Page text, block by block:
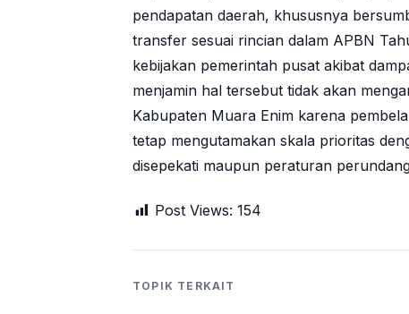
pendapatan daerah, khususnya
transfer sesuai rincian dalam APBN
kebijakan pemerintah pusat akibat
menjamin hal tersebut tidak akan
Kabupaten Muara Enim karena
tetap mengutamakan skala prioritas
disepekati maupun peraturan
Post Views: 154
TOPIK TERKAIT